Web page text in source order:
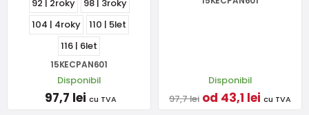
92 | 2roky
98 | 3roky
104 | 4roky
110 | 5let
116 | 6let
15KECPAN601
Disponibil
97,7 lei cu TVA
Disponibil
97,7 lei od 43,1 lei cu TVA